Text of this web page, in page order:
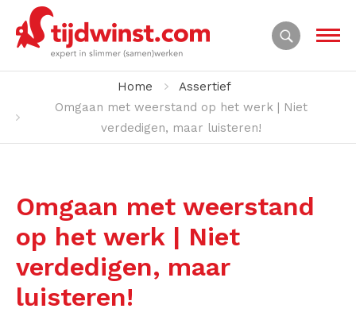
Home
Assertief
Omgaan met weerstand op het werk | Niet
verdedigen, maar luisteren!
Omgaan met weerstand
op het werk | Niet
verdedigen, maar
luisteren!